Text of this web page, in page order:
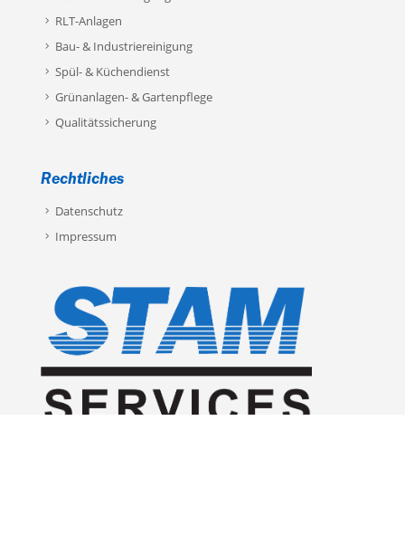
RLT-Anlagen
Bau- & Industriereinigung
Spül- & Küchendienst
Grünanlagen- & Gartenpflege
Qualitätssicherung
Rechtliches
Datenschutz
Impressum